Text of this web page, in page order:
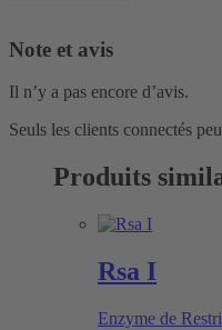
Note et avis
Il n’y a pas encore d’avis.
Seuls les clients connectés
Produits
Rsa I
Enzyme de